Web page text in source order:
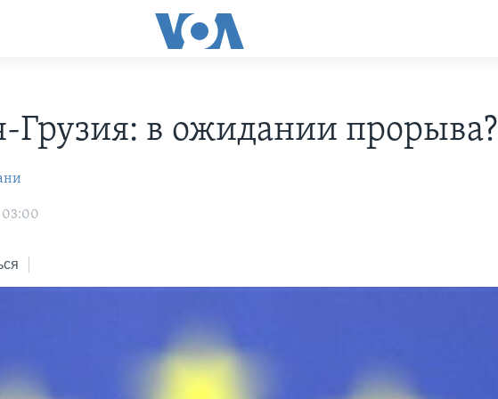
Грузия: в ожидании прорыва?
03:00